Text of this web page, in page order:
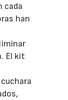
cada
han
El kit